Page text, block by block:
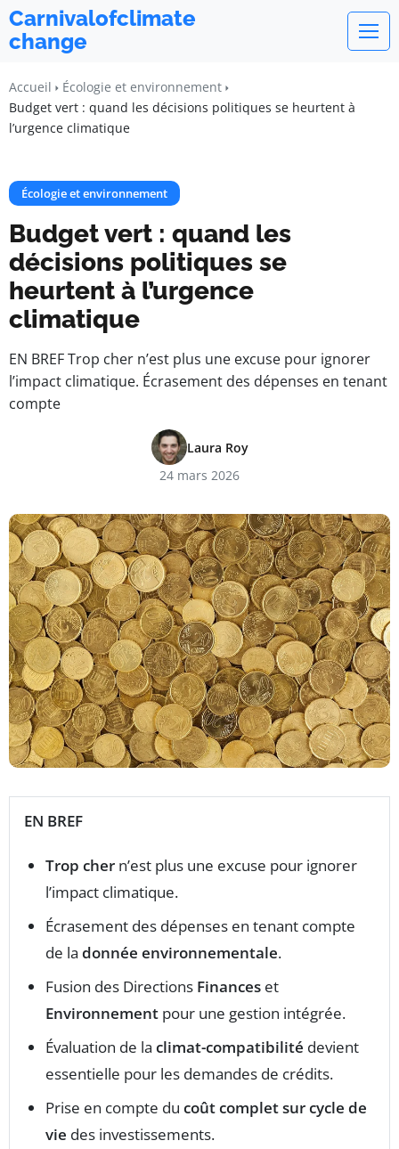
Carnivalofclimate
change
Accueil
Écologie et environnement
Budget vert : quand les décisions politiques se heurtent à
l’urgence climatique
Écologie et environnement
Budget vert : quand les
décisions politiques se
heurtent à l’urgence
climatique
EN BREF Trop cher n’est plus une excuse pour ignorer
l’impact climatique. Écrasement des dépenses en tenant
compte
Laura Roy
24 mars 2026
EN BREF
Trop cher n’est plus une excuse pour ignorer
l’impact climatique.
Écrasement des dépenses en tenant compte
de la donnée environnementale.
Fusion des Directions Finances et
Environnement pour une gestion intégrée.
Évaluation de la climat-compatibilité devient
essentielle pour les demandes de crédits.
Prise en compte du coût complet sur cycle de
vie des investissements.